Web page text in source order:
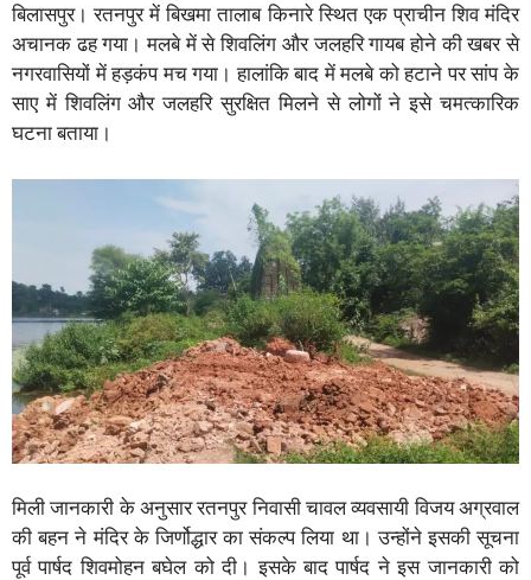
बिलासपुर। रतनपुर में बिखमा तालाब किनारे स्थित एक प्राचीन शिव मंदिर
अचानक ढह गया। मलबे में से शिवलिंग और जलहरि गायब होने की खबर से
नगरवासियों में हड़कंप मच गया। हालांकि बाद में मलबे को हटाने पर सांप के
साए में शिवलिंग और जलहरि सुरक्षित मिलने से लोगों ने इसे चमत्कारिक
घटना बताया।
मिली जानकारी के अनुसार रतनपुर निवासी चावल व्यवसायी विजय अग्रवाल
की बहन ने मंदिर के जिर्णोद्धार का संकल्प लिया था। उन्होंने इसकी सूचना
पूर्व पार्षद शिवमोहन बघेल को दी। इसके बाद पार्षद ने इस जानकारी को